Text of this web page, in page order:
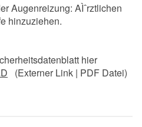
Augenreizung: AÌˆrztlichen
hinzuziehen.
hier
(Externer Link | PDF Datei)